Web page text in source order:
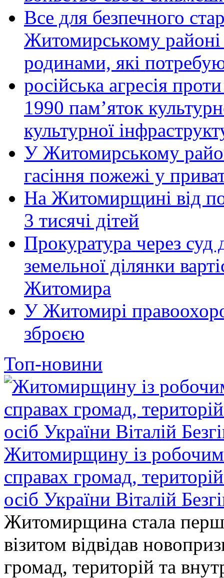
Все для безпечного
Житомирському районі
родинами, які
російська агресія
1990 пам’яток
культурної
У Житомирському
гасіння пожежі у
На Житомирщині від
3 тисячі дітей
Прокуратура через суд
земельної ділянки
Житомира
У Житомирі
зброєю
Топ-новини
Житомирщину із робочим
справах громад,
осіб України Віталій
Житомирщина стала
візитом відвідав
громад, територій та